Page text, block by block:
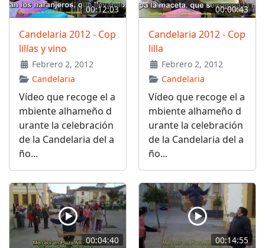
00:12:03
Candelaria 2012 - Cop
lillas y vino
Febrero 2, 2012
Candelaria
Vídeo que recoge el a
mbiente alhameño d
urante la celebración
de la Candelaria del a
ño...
00:00:43
Candelaria 2012 - Cop
lilla
Febrero 2, 2012
Candelaria
Vídeo que recoge el a
mbiente alhameño d
urante la celebración
de la Candelaria del a
ño...
00:04:40 00:14:55